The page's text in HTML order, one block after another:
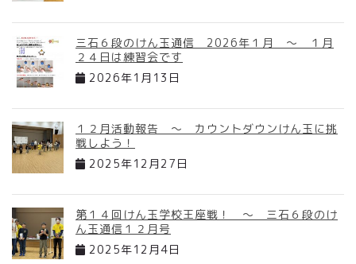
三石６段のけん玉通信 2026年１月 ～ １月
２４日は練習会です
2026年1月13日
１２月活動報告 ～ カウントダウンけん玉に挑
戦しよう！
2025年12月27日
第１４回けん玉学校王座戦！ ～ 三石６段のけ
ん玉通信１２月号
2025年12月4日